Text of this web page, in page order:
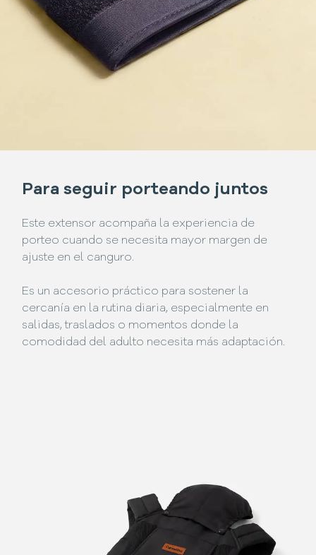
Para seguir porteando juntos
Este extensor acompaña la experiencia de
porteo cuando se necesita mayor margen de
ajuste en el canguro.
Es un accesorio práctico para sostener la
cercanía en la rutina diaria, especialmente en
salidas, traslados o momentos donde la
comodidad del adulto necesita más adaptación.